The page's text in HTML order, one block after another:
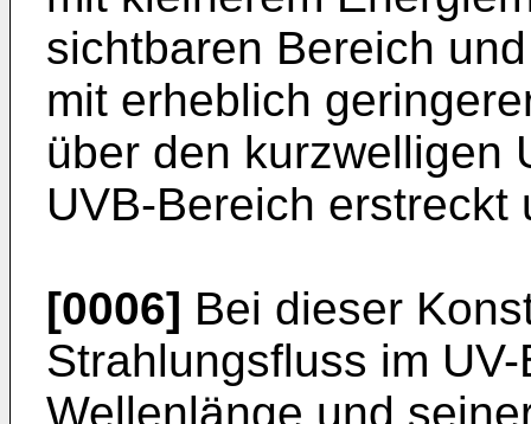
sichtbaren Bereich
mit erheblich
über den kurzwelligen
UVB-Bereich
[0006] Bei dieser
Strahlungsfluss im
Wellenlänge und